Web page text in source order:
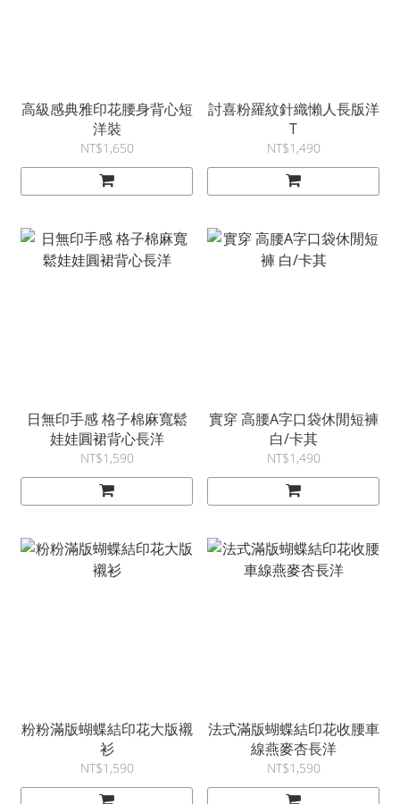
高級感典雅印花腰身背心短
洋裝
NT$1,650
討喜粉羅紋針織懶人長版洋
T
NT$1,490
日無印手感 格子棉麻寬鬆
娃娃圓裙背心長洋
NT$1,590
實穿 高腰A字口袋休閒短褲
白/卡其
NT$1,490
粉粉滿版蝴蝶結印花大版襯
衫
NT$1,590
法式滿版蝴蝶結印花收腰車
線燕麥杏長洋
NT$1,590